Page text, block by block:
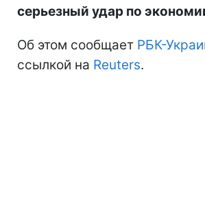
серьезный удар по
Об этом сообщает РБК-
ссылкой на Reuters.